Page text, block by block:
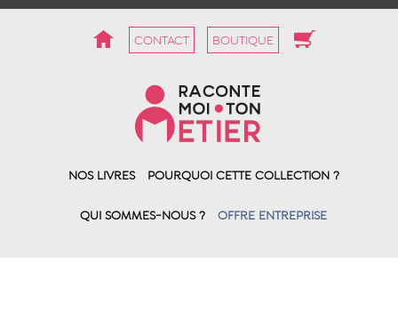
CONTACT BOUTIQUE
NOS LIVRES POURQUOI CETTE COLLECTION ?
QUI SOMMES-NOUS ? OFFRE ENTREPRISE